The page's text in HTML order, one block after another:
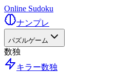
Online Sudoku
ナンプレ
パズルゲーム
数独
キラー数独